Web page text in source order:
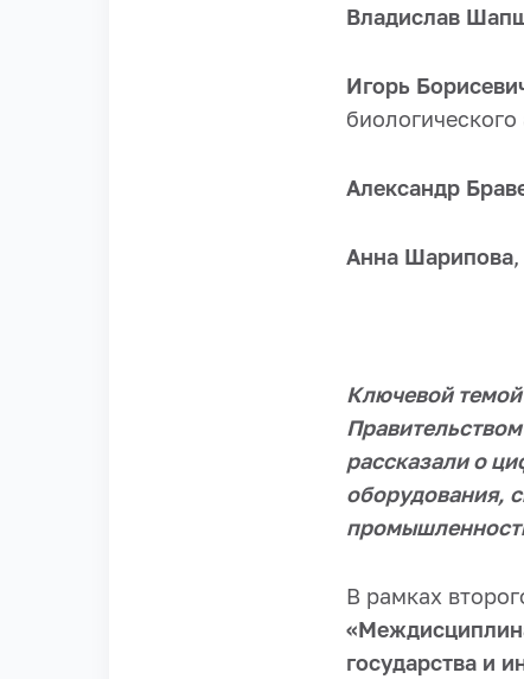
Владислав
Игорь
биологического
Александр
Анна Шарипова
Ключевой
рассказали о
оборудования,
В рамках
государства и